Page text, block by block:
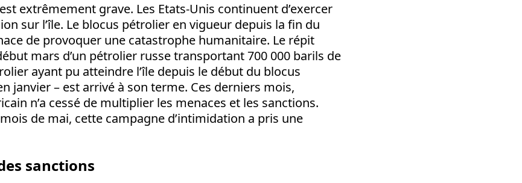
extrêmement grave. Les Etats-Unis continuent d’exercer
sur l’île. Le blocus pétrolier en vigueur depuis la fin du
de provoquer une catastrophe humanitaire. Le répit
mars d’un pétrolier russe transportant 700 000 barils de
ayant pu atteindre l’île depuis le début du blocus
janvier – est arrivé à son terme. Ces derniers mois,
n’a cessé de multiplier les menaces et les sanctions.
de mai, cette campagne d’intimidation a pris une
sanctions